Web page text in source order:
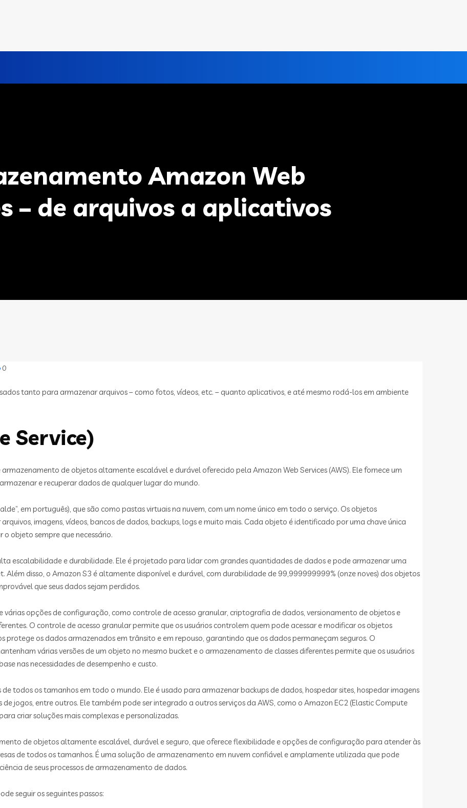
Amazon Web
– de arquivos a aplicativos
0
tanto para armazenar arquivos – como fotos, vídeos, etc. – quanto aplicativos, e até mesmo rodá-los em ambiente
Service)
de objetos altamente escalável e durável oferecido pela Amazon Web Services (AWS). Ele fornece um
e recuperar dados de qualquer lugar do mundo.
em português), que são como pastas virtuais na nuvem, com um nome único em todo o serviço. Os objetos
imagens, vídeos, bancos de dados, backups, logs e muito mais. Cada objeto é identificado por uma chave única
objeto sempre que necessário.
escalabilidade e durabilidade. Ele é projetado para lidar com grandes quantidades de dados e pode armazenar uma
disso, o Amazon S3 é altamente disponível e durável, com durabilidade de 99,999999999% (onze noves) dos objetos
que seus dados sejam perdidos.
opções de configuração, como controle de acesso granular, criptografia de dados, versionamento de objetos e
O controle de acesso granular permite que os usuários controlem quem pode acessar e modificar os objetos
protege os dados armazenados em trânsito e em repouso, garantindo que os dados permaneçam seguros. O
várias versões de um objeto no mesmo bucket e o armazenamento de classes diferentes permite que os usuários
nas necessidades de desempenho e custo.
todos os tamanhos em todo o mundo. Ele é usado para armazenar backups de dados, hospedar sites, hospedar imagens
jogos, entre outros. Ele também pode ser integrado a outros serviços da AWS, como o Amazon EC2 (Elastic Compute
criar soluções mais complexas e personalizadas.
de objetos altamente escalável, durável e seguro, que oferece flexibilidade e opções de configuração para atender às
de todos os tamanhos. É uma solução de armazenamento em nuvem confiável e amplamente utilizada que pode
de seus processos de armazenamento de dados.
seguir os seguintes passos: